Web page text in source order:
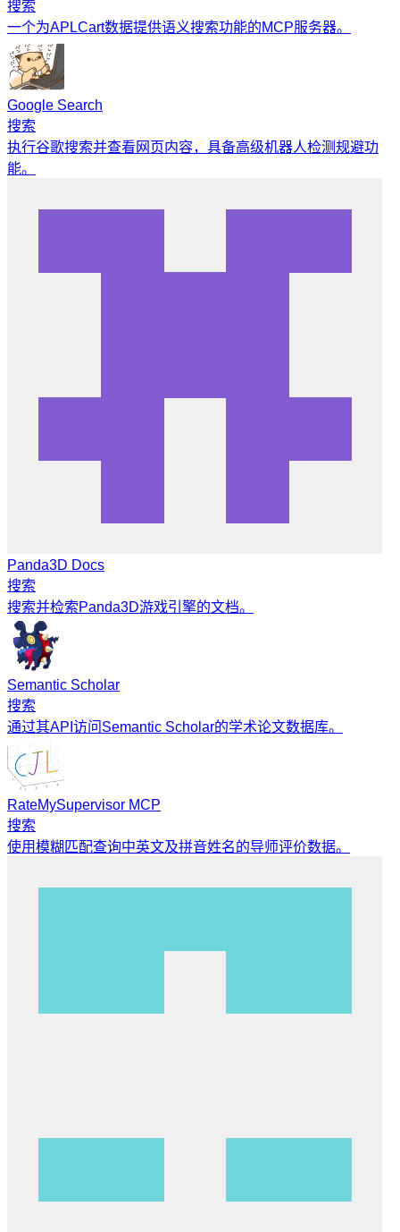
搜索
一个为APLCart数据提供语义搜索功能的MCP服务器。
Google Search
搜索
执行谷歌搜索并查看网页内容，具备高级机器人检测规避功
能。
Panda3D Docs
搜索
搜索并检索Panda3D游戏引擎的文档。
Semantic Scholar
搜索
通过其API访问Semantic Scholar的学术论文数据库。
RateMySupervisor MCP
搜索
使用模糊匹配查询中英文及拼音姓名的导师评价数据。